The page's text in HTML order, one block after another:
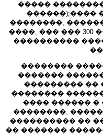
�����
������);����
��������,
����, ��� ��� 300
����������
��������
�������
��������� ��
��������
���� ������ �
��������,
���������� ��
�� �������